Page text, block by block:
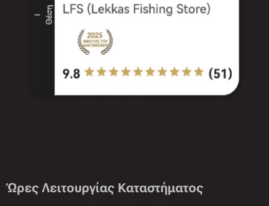
Ώρες Λειτουργίας Καταστήματος